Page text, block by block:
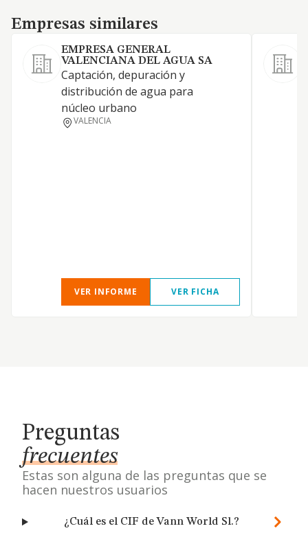
Empresas similares
Empresas similares
EMPRESA GENERAL
VALENCIANA DEL AGUA SA
Captación, depuración y
distribución de agua para
núcleo urbano
VALENCIA
VER INFORME VER FICHA
Preguntas
frecuentes
Estas son alguna de las preguntas que se
hacen nuestros usuarios
¿Cuál es el CIF de Vann World Sl.?